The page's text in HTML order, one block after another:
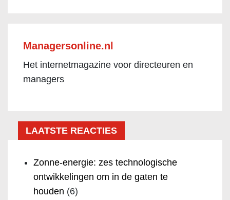
Managersonline.nl
Het internetmagazine voor directeuren en
managers
LAATSTE REACTIES
Zonne-energie: zes technologische
ontwikkelingen om in de gaten te
houden (6)